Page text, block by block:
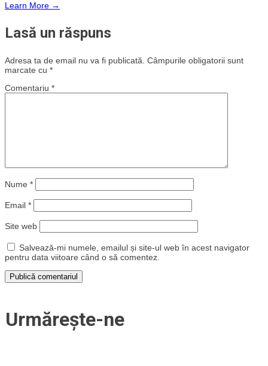
Learn More →
Lasă un răspuns
Adresa ta de email nu va fi publicată. Câmpurile obligatorii sunt
marcate cu *
Comentariu *
Nume *
Email *
Site web
Salvează-mi numele, emailul și site-ul web în acest navigator
pentru data viitoare când o să comentez.
Urmărește-ne